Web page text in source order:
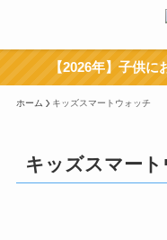
【2026年】子供
ホーム キッズスマートウォッチ
キッズスマー